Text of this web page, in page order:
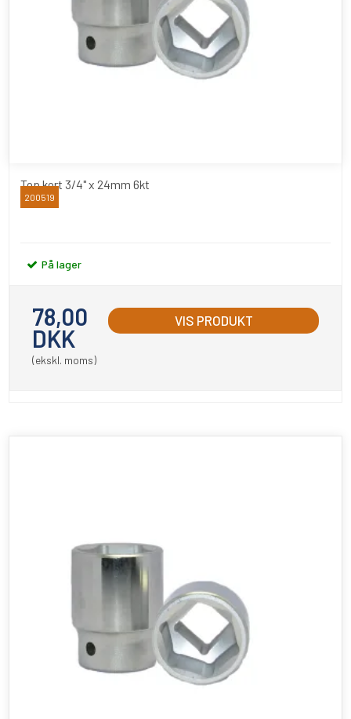
Top kort 3/4" x 24mm 6kt
BATO
200519
På lager
78,00
DKK
(ekskl. moms)
VIS PRODUKT